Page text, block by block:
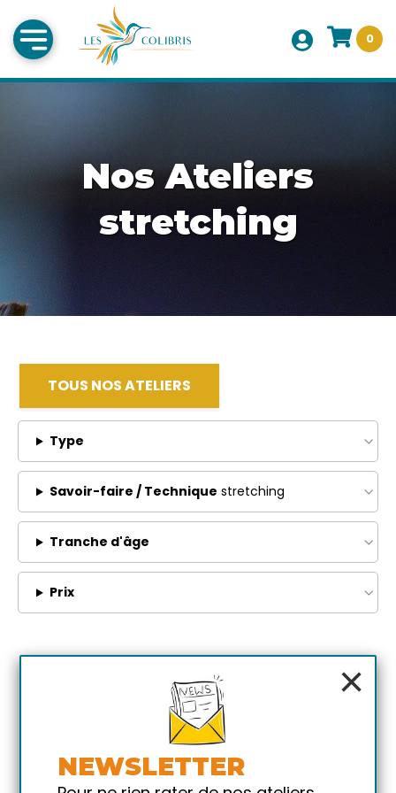
0
Nos Ateliers
stretching
TOUS NOS ATELIERS
Type
Savoir-faire / Technique stretching
Tranche d'âge
Prix
×
NEWSLETTER